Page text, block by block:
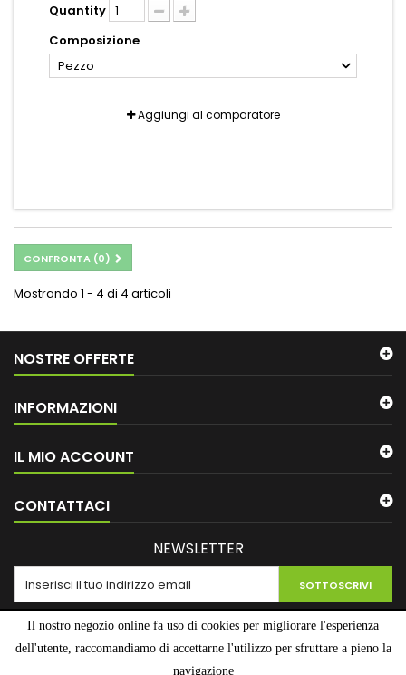
Il nostro negozio online fa uso di cookies per migliorare l'esperienza
dell'utente, raccomandiamo di accettarne l'utilizzo per sfruttare a pieno la
navigazione
Quantity
Composizione
Pezzo
Aggiungi al comparatore
CONFRONTA (0)
Mostrando 1 - 4 di 4 articoli
NOSTRE OFFERTE
INFORMAZIONI
IL MIO ACCOUNT
CONTATTACI
NEWSLETTER
SOTTOSCRIVI